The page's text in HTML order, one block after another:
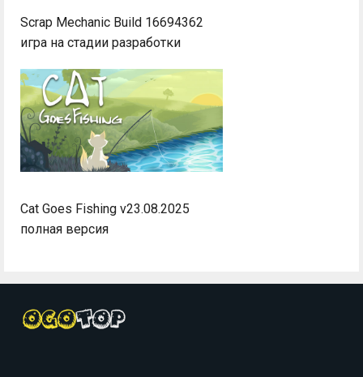
Scrap Mechanic Build 16694362
игра на стадии разработки
Cat Goes Fishing v23.08.2025
полная версия